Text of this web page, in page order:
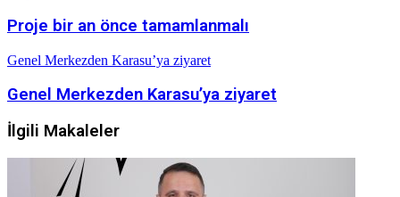
Proje bir an önce tamamlanmalı
Genel Merkezden Karasu’ya ziyaret
Genel Merkezden Karasu’ya ziyaret
İlgili Makaleler